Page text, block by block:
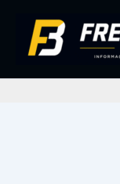
conteúdo